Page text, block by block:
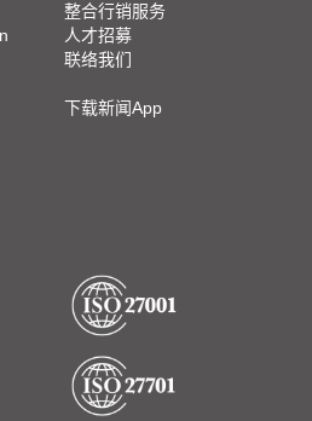
整合行销服务
人才招募
联络我们
下载新闻App